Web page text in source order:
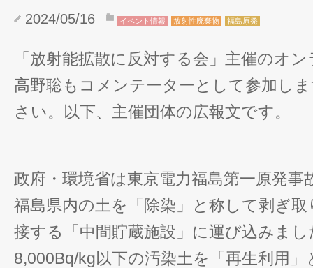
2024/05/16 イベント情報 放射性廃棄物 福島原発
「放射能拡散に反対する会」主催のオ
高野聡もコメンテーターとして参加し
さい。以下、主催団体の広報文です。
政府・環境省は東京電力福島第一原発事
福島県内の土を「除染」と称して剥ぎ
接する「中間貯蔵施設」に運び込みま
8,000Bq/kg以下の汚染土を「再生利用